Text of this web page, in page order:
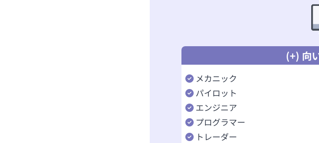
(+) 向
メカニック
パイロット
エンジニア
プログラマー
トレーダー